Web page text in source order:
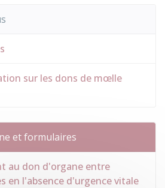
sur les dons de mœlle
et formulaires
au don d'organe entre
en l'absence d'urgence vitale